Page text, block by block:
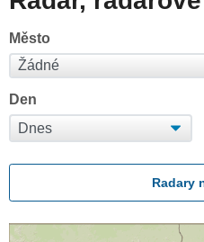
Město
Den
Radary